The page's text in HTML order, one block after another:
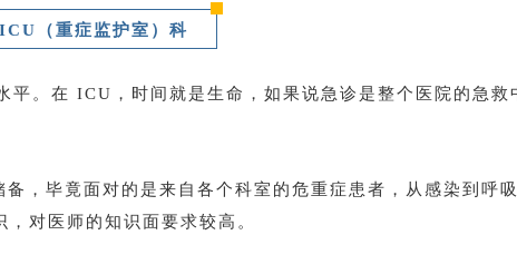
ICU（重症监护室）科
。在 ICU，时间就是生命，如果说急诊是整个医院的急救
，毕竟面对的是来自各个科室的危重症患者，从感染到呼
对医师的知识面要求较高。